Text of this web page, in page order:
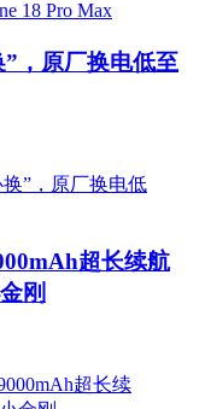
，原厂换电低至
超长续航
刚